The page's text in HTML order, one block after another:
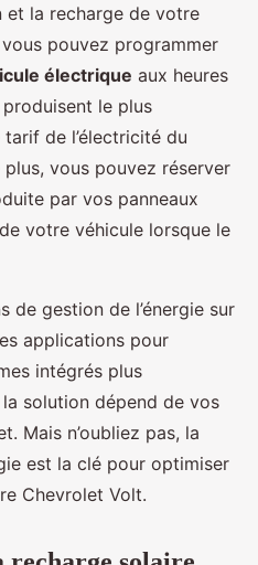
et la recharge de votre
pouvez programmer
électrique aux heures
le plus
de l’électricité du
vous pouvez réserver
par vos panneaux
votre véhicule lorsque le
de gestion de l’énergie sur
applications pour
intégrés plus
solution dépend de vos
Mais n’oubliez pas, la
est la clé pour optimiser
Chevrolet Volt.